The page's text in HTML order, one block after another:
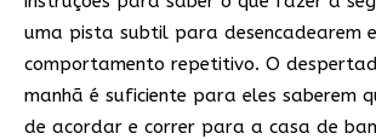
uma pista subtil para desencadearem
comportamento repetitivo. O
manhã é suficiente para eles saberem
de acordar e correr para a casa de